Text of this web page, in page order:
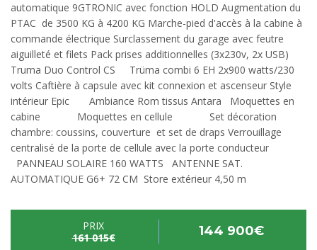
automatique 9GTRONIC avec fonction HOLD Augmentation du
PTAC de 3500 KG à 4200 KG Marche-pied d'accès à la cabine à
commande électrique Surclassement du garage avec feutre
aiguilleté et filets Pack prises additionnelles (3x230v, 2x USB)
Truma Duo Control CS Trüma combi 6 EH 2x900 watts/230
volts Caftière à capsule avec kit connexion et ascenseur Style
intérieur Epic Ambiance Rom tissus Antara Moquettes en
cabine Moquettes en cellule Set décoration
chambre: coussins, couverture et set de draps Verrouillage
centralisé de la porte de cellule avec la porte conducteur
PANNEAU SOLAIRE 160 WATTS ANTENNE SAT.
AUTOMATIQUE G6+ 72 CM Store extérieur 4,50 m
PRIX
161 015€
144 900€